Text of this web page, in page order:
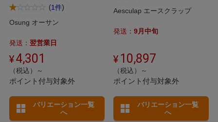
(1件)
Osung オーサン
発送： 翌営業日
4,301
（税込）～
ポイント付与対象外
バリエーション一覧
へ
Aesculap エースクラップ
発送： 9月中旬
10,897
（税込）～
ポイント付与対象外
バリエーション一覧
へ